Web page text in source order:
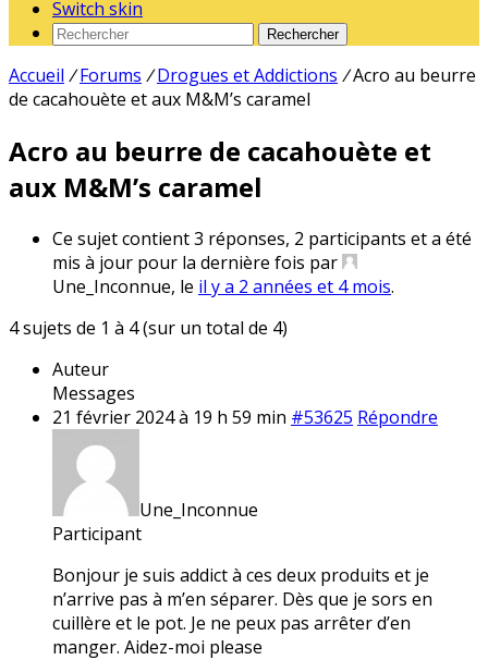
Switch skin
Rechercher
Accueil / Forums / Drogues et Addictions /Acro au beurre
de cacahouète et aux M&M’s caramel
Acro au beurre de cacahouète et
aux M&M’s caramel
Ce sujet contient 3 réponses, 2 participants et a été
mis à jour pour la dernière fois par
Une_Inconnue, le il y a 2 années et 4 mois.
4 sujets de 1 à 4 (sur un total de 4)
Auteur
Messages
21 février 2024 à 19 h 59 min #53625 Répondre
Une_Inconnue
Participant
Bonjour je suis addict à ces deux produits et je
n’arrive pas à m’en séparer. Dès que je sors en
cuillère et le pot. Je ne peux pas arrêter d’en
manger. Aidez-moi please